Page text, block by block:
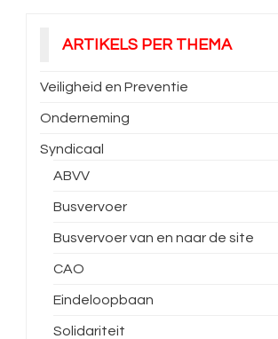
ARTIKELS PER THEMA
Veiligheid en Preventie
Onderneming
Syndicaal
ABVV
Busvervoer
Busvervoer van en naar de site
CAO
Eindeloopbaan
Solidariteit